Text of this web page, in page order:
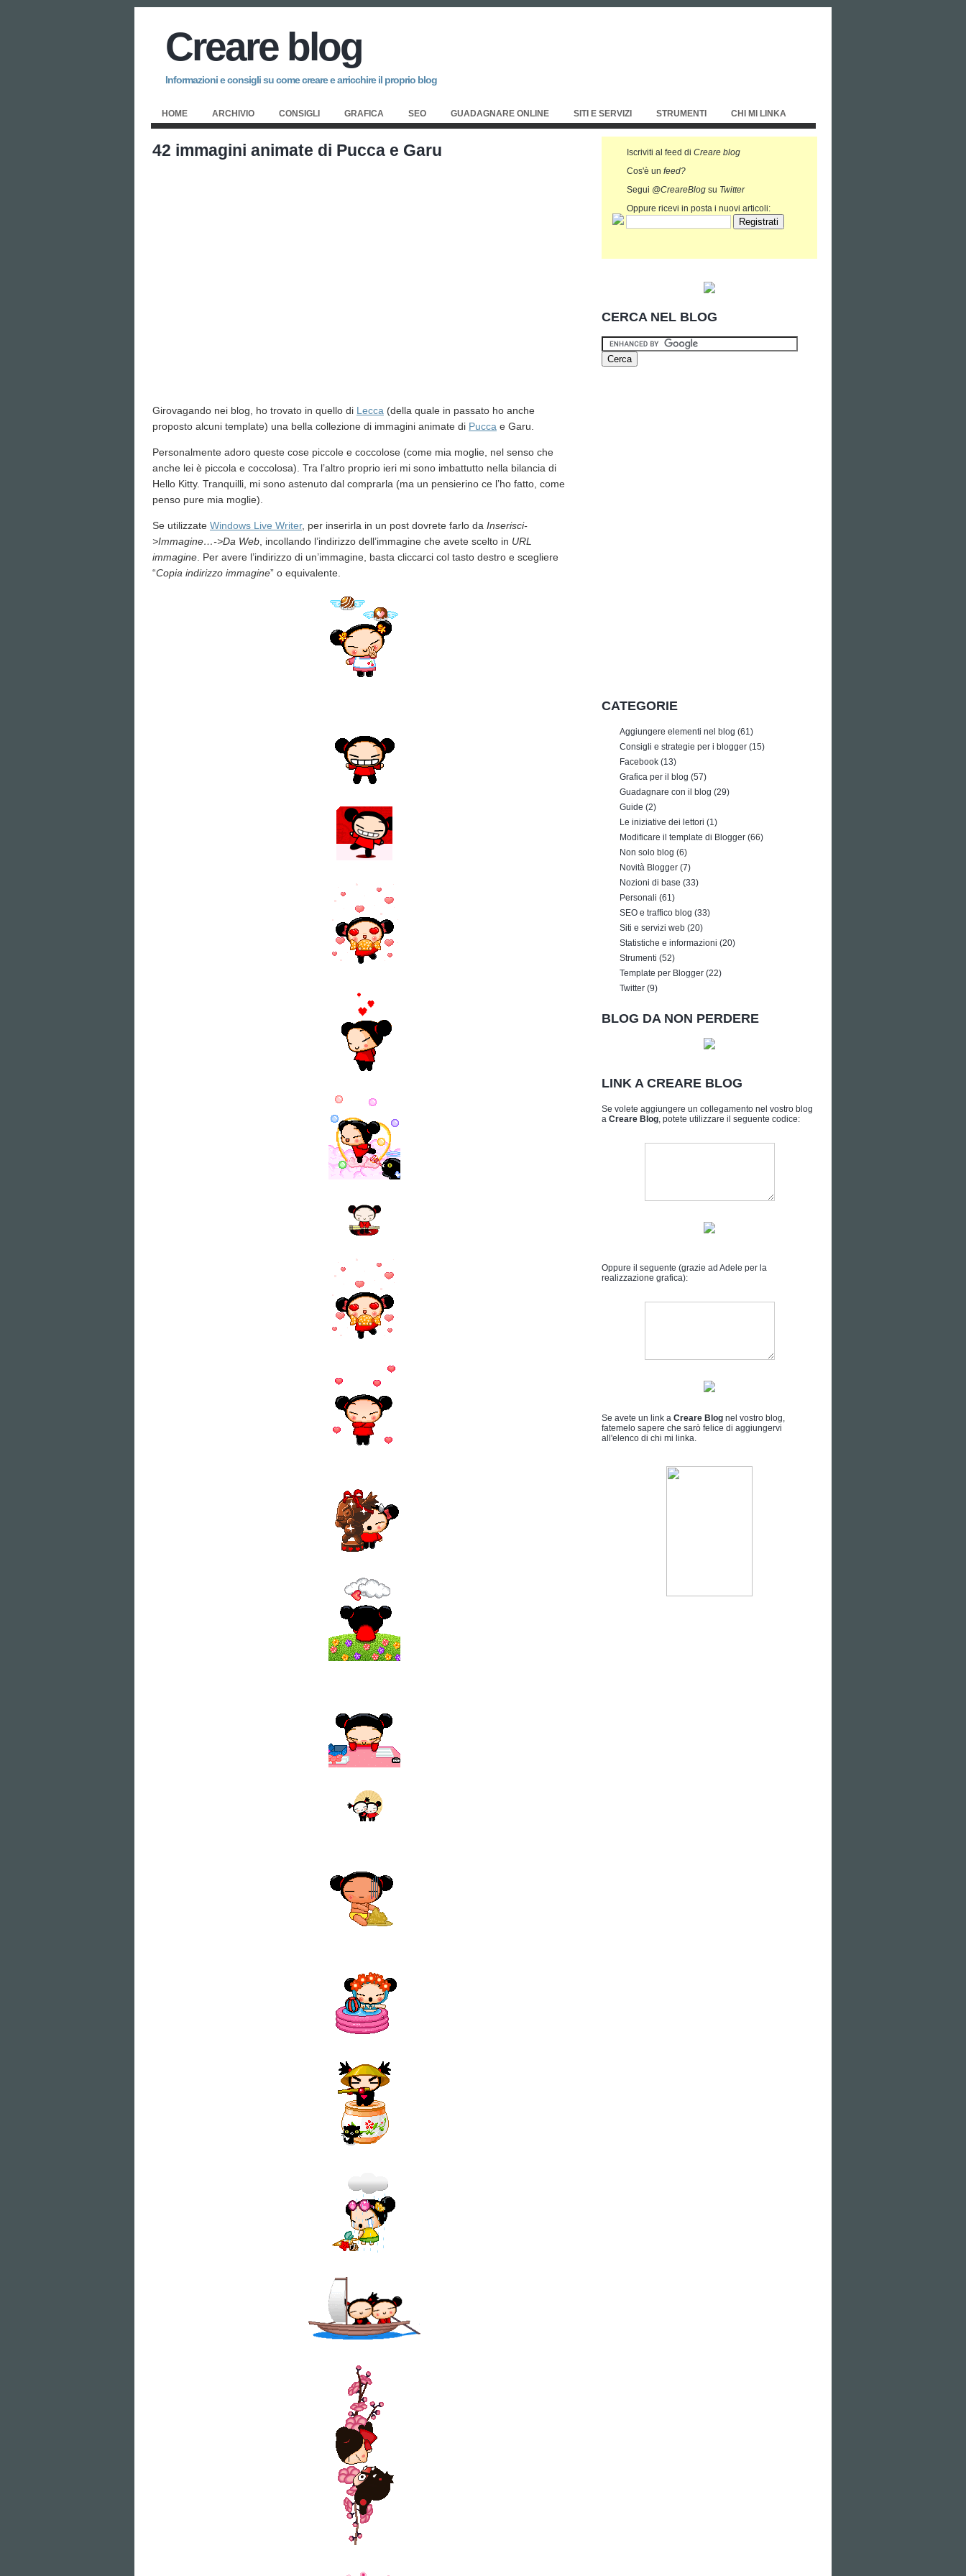
Creare blog
Informazioni e consigli su come creare e arricchire il proprio blog
HOME ARCHIVIO CONSIGLI GRAFICA SEO GUADAGNARE ONLINE SITI E SERVIZI STRUMENTI CHI MI LINKA
42 immagini animate di Pucca e Garu
Girovagando nei blog, ho trovato in quello di Lecca (della quale in passato ho anche
proposto alcuni template) una bella collezione di immagini animate di Pucca e Garu.
Personalmente adoro queste cose piccole e coccolose (come mia moglie, nel senso che
anche lei è piccola e coccolosa). Tra l’altro proprio ieri mi sono imbattutto nella bilancia di
Hello Kitty. Tranquilli, mi sono astenuto dal comprarla (ma un pensierino ce l’ho fatto, come
penso pure mia moglie).
Se utilizzate Windows Live Writer, per inserirla in un post dovrete farlo da Inserisci-
>Immagine…->Da Web , incollando l’indirizzo dell’immagine che avete scelto in URL
immagine . Per avere l’indirizzo di un’immagine, basta cliccarci col tasto destro e scegliere
“Copia indirizzo immagine” o equivalente.
Iscriviti al feed di Creare blog
Cos'è un feed?
Segui @CreareBlog su Twitter
Oppure ricevi in posta i nuovi articoli:
CERCA NEL BLOG
CATEGORIE
Aggiungere elementi nel blog (61)
Consigli e strategie per i blogger (15)
Facebook (13)
Grafica per il blog (57)
Guadagnare con il blog (29)
Guide (2)
Le iniziative dei lettori (1)
Modificare il template di Blogger (66)
Non solo blog (6)
Novità Blogger (7)
Nozioni di base (33)
Personali (61)
SEO e traffico blog (33)
Siti e servizi web (20)
Statistiche e informazioni (20)
Strumenti (52)
Template per Blogger (22)
Twitter (9)
BLOG DA NON PERDERE
LINK A CREARE BLOG
Se volete aggiungere un collegamento nel vostro blog
a Creare Blog, potete utilizzare il seguente codice:
Oppure il seguente (grazie ad Adele per la
realizzazione grafica):
Se avete un link a Creare Blog nel vostro blog,
fatemelo sapere che sarò felice di aggiungervi
all'elenco di chi mi linka.